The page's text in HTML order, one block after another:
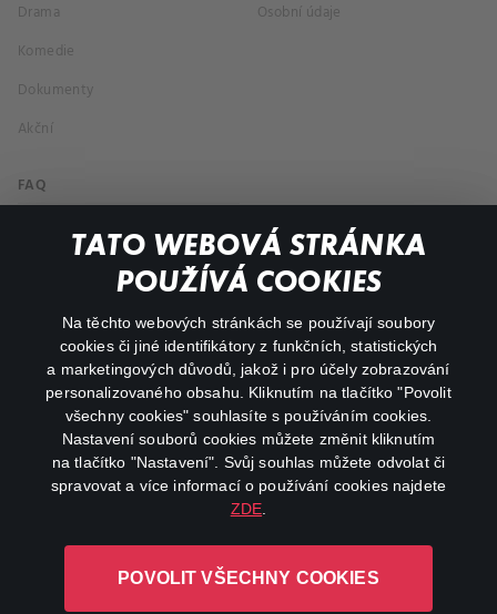
TATO WEBOVÁ STRÁNKA
POUŽÍVÁ COOKIES
Na těchto webových stránkách se používají soubory
cookies či jiné identifikátory z funkčních, statistických
a marketingových důvodů, jakož i pro účely zobrazování
personalizovaného obsahu. Kliknutím na tlačítko "Povolit
všechny cookies" souhlasíte s používáním cookies.
Nastavení souborů cookies můžete změnit kliknutím
na tlačítko "Nastavení". Svůj souhlas můžete odvolat či
spravovat a více informací o používání cookies najdete
ZDE
POVOLIT VŠECHNY COOKIES
Drama
Komedie
Dokumenty
Akční
Osobní údaje
FAQ
Můj účet
Důležité odkazy
facebookinstagram
youtube
L-1246 Luxembourg R.C.S.